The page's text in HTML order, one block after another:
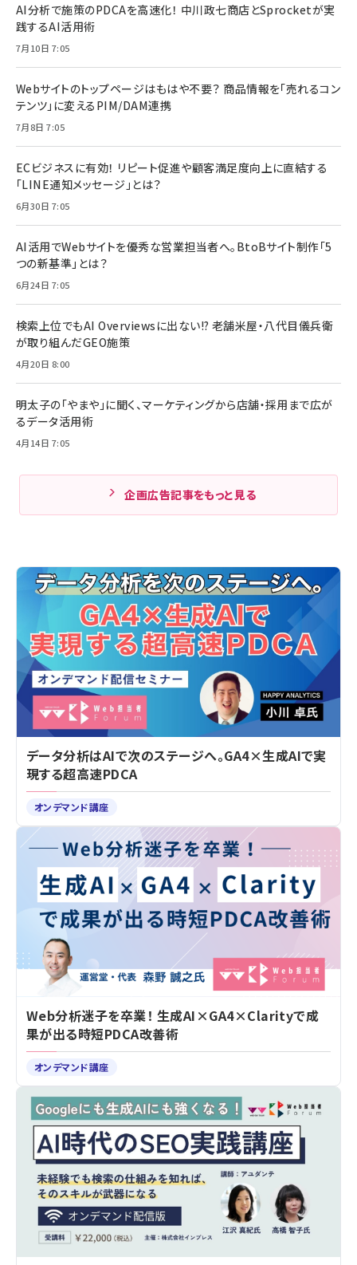
AI分析で施策のPDCAを高速化！ 中川政七商店とSprocketが実
践するAI活用術
7月10日 7:05
Webサイトのトップページはもはや不要？ 商品情報を「売れるコン
テンツ」に変えるPIM/DAM連携
7月8日 7:05
ECビジネスに有効！ リピート促進や顧客満足度向上に直結する
「LINE通知メッセージ」とは？
6月30日 7:05
AI活用でWebサイトを優秀な営業担当者へ。BtoBサイト制作「5
つの新基準」とは？
6月24日 7:05
検索上位でもAI Overviewsに出ない!? 老舗米屋・八代目儀兵衛
が取り組んだGEO施策
4月20日 8:00
明太子の「やまや」に聞く、マーケティングから店舗・採用まで広が
るデータ活用術
4月14日 7:05
企画広告記事をもっと見る
データ分析はAIで次のステージへ。GA4×生成AIで実
現する超高速PDCA
オンデマンド講座
Web分析迷子を卒業！ 生成AI×GA4×Clarityで成
果が出る時短PDCA改善術
オンデマンド講座